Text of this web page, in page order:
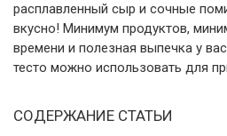
расплавленный сыр и сочные
вкусно! Минимум продуктов,
времени и полезная выпечка у
тесто можно использовать для
СОДЕРЖАНИЕ СТАТЬИ